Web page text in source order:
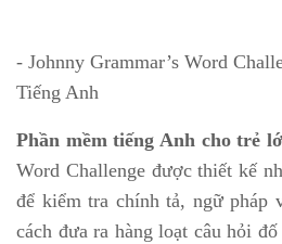
- Johnny Grammar’s Word
Tiếng Anh
Phần mềm tiếng Anh cho trẻ
Word Challenge được thiết kế
để kiểm tra chính tả, ngữ pháp
cách đưa ra hàng loạt câu hỏi